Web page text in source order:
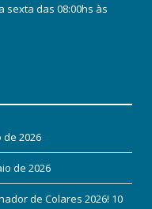
sexta das 08:00hs às
de 2026
de 2026
de Colares 2026! 10